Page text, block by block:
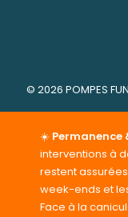
© 2026 POMPES
-
POMPES
de pompes
département de l'
d'obsèques
pose de
☀️ Permanence
interventions à
restent
week-ends et
Face à la